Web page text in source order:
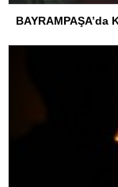
BAYRAMPAŞA’da